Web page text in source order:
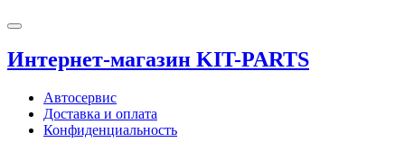
Интернет-магазин KIT-PARTS
Автосервис
Доставка и оплата
Конфиденциальность